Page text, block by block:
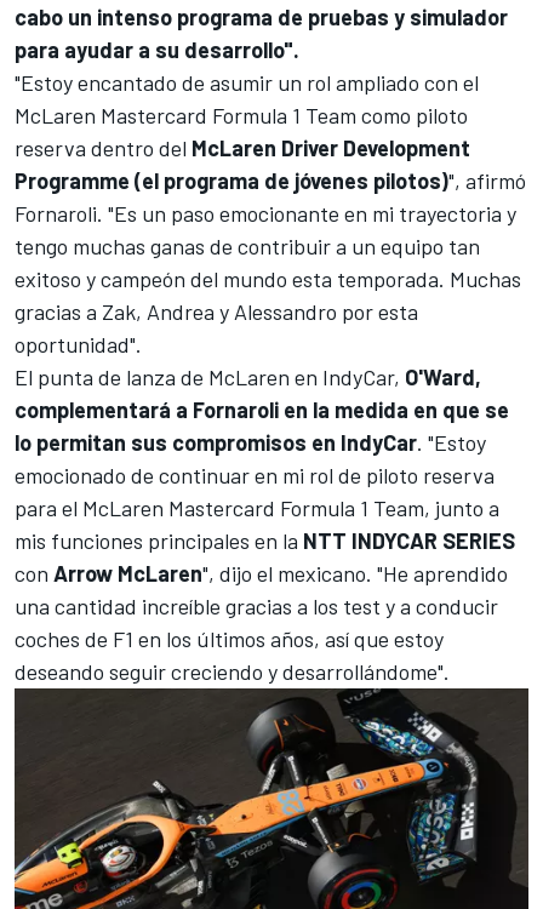
cabo un intenso programa de pruebas y simulador
para ayudar a su desarrollo".
"Estoy encantado de asumir un rol ampliado con el
McLaren Mastercard Formula 1 Team como piloto
reserva dentro del McLaren Driver Development
Programme (el programa de jóvenes pilotos)", afirmó
Fornaroli. "Es un paso emocionante en mi trayectoria y
tengo muchas ganas de contribuir a un equipo tan
exitoso y campeón del mundo esta temporada. Muchas
gracias a Zak, Andrea y Alessandro por esta
oportunidad".
El punta de lanza de McLaren en IndyCar, O'Ward,
complementará a Fornaroli en la medida en que se
lo permitan sus compromisos en IndyCar. "Estoy
emocionado de continuar en mi rol de piloto reserva
para el McLaren Mastercard Formula 1 Team, junto a
mis funciones principales en la NTT INDYCAR SERIES
con Arrow McLaren", dijo el mexicano. "He aprendido
una cantidad increíble gracias a los test y a conducir
coches de F1 en los últimos años, así que estoy
deseando seguir creciendo y desarrollándome".